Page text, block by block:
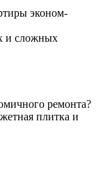
эконом-
и сложных
ремонта?
плитка и